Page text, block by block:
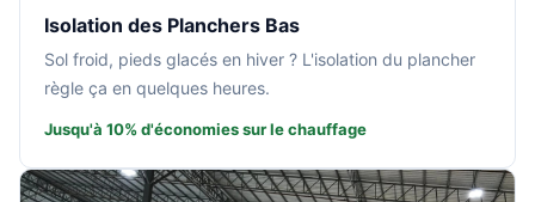
Isolation des Planchers Bas
Sol froid, pieds glacés en hiver ? L'isolation du plancher
règle ça en quelques heures.
Jusqu'à 10% d'économies sur le chauffage